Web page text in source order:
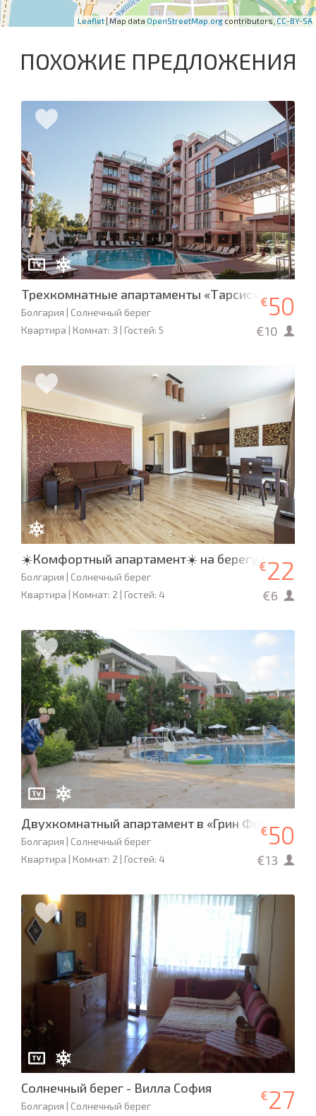
Leaflet| Map data OpenStreetMap.org contributors,CC-BY-SA
ПОХОЖИЕ ПРЕДЛОЖЕНИЯ
Трехкомнатные апартаменты «Тарсис»,
Болгария | Солнечный берег
Квартира | Комнат: 3 | Гостей: 5
€50
€10
☀️Комфортный апартамент☀️ на берегу моря
Болгария | Солнечный берег
Квартира | Комнат: 2 | Гостей: 4
€22
€6
Двухкомнатный апартамент в «Грин Форт»
Болгария | Солнечный берег
Квартира | Комнат: 2 | Гостей: 4
€50
€13
Солнечный берег - Вилла София
Болгария | Солнечный берег
€27